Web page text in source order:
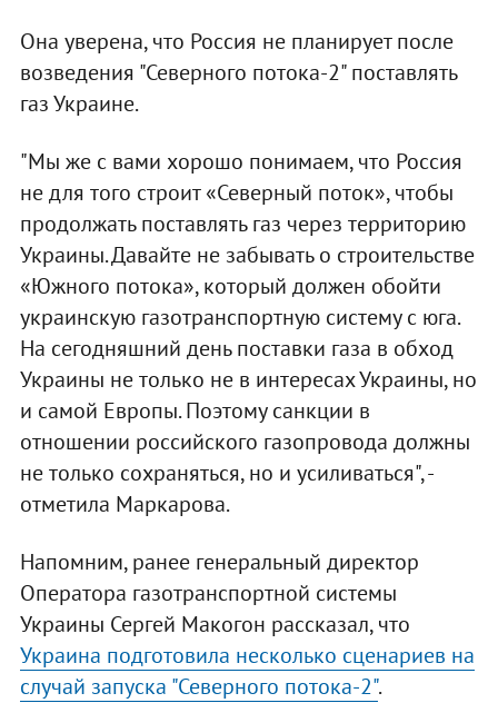
Она уверена, что Россия не планирует после
возведения "Северного потока-2" поставлять
газ Украине.
"Мы же с вами хорошо понимаем, что Россия
не для того строит «Северный поток», чтобы
продолжать поставлять газ через территорию
Украины. Давайте не забывать о строительстве
«Южного потока», который должен обойти
украинскую газотранспортную систему с юга.
На сегодняшний день поставки газа в обход
Украины не только не в интересах Украины, но
и самой Европы. Поэтому санкции в
отношении российского газопровода должны
не только сохраняться, но и усиливаться", -
отметила Маркарова.
Напомним, ранее генеральный директор
Оператора газотранспортной системы
Украины Сергей Макогон рассказал, что
Украина подготовила несколько сценариев на
случай запуска "Северного потока-2".